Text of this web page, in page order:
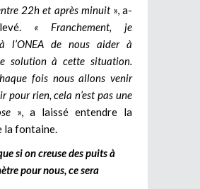
22h et après minuit », a-
« Franchement, je
l’ONEA de nous aider à
solution à cette situation.
fois nous allons venir
pour rien, cela n’est pas une
», a laissé entendre la
la fontaine.
si on creuse des puits à
pour nous, ce sera